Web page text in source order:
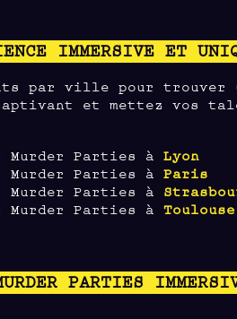
IMMERSIVE ET
par ville pour trouver
et mettez vos
Murder Parties àLyon
Murder Parties àParis
Murder Parties à
Murder Parties àToulouse
PARTIES